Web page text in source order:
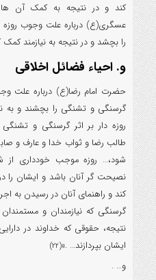
کند و در نتیجه به کمک آن
عسگری(ع) درباره علت وجوب روزه
را بچشد و در نتیجه به نیازمند کمک
و. احیاء فضائل اخلاقی
حضرت امام رضا(ع) درباره علت
گرسنگی و تشنگی را بچشند و به
روزه دار بر اثر گرسنگی و
طالب رضا و ثواب خدا و عارف و
شود،… روزه موجب خودداری از
نصیحت گر آنان باشد و ایشان را در
کند و راهنمای آنان در رسیدن به
گرسنگی که نیازمندان و
نتیجه، حقوقی که خداوند در
ایشان بپردازند… .»(22)
و… .